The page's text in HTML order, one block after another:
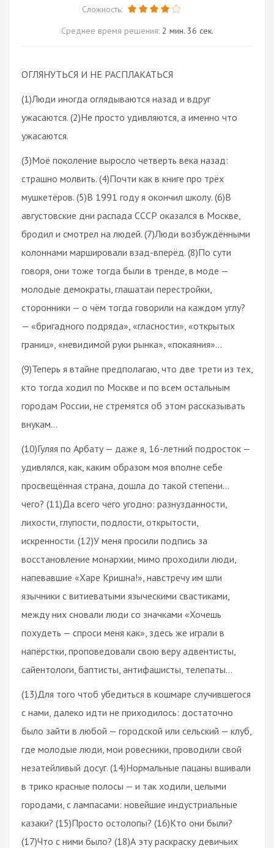
Сложность:
Среднее время решения: 2 мин. 36 сек.
ОГЛЯНУТЬСЯ И НЕ РАСПЛАКАТЬСЯ
(1)Люди иногда оглядываются назад и вдруг
ужасаются. (2)Не просто удивляются, а именно что
ужасаются.
(3)Моё поколение выросло четверть века назад:
страшно молвить. (4)Почти как в книге про трёх
мушкетёров. (5)В 1991 году я окончил школу. (6)В
августовские дни распада СССР оказался в Москве,
бродил и смотрел на людей. (7)Люди возбуждёнными
колоннами маршировали взад-вперёд. (8)По сути
говоря, они тоже тогда были в тренде, в моде —
молодые демократы, глашатаи перестройки,
сторонники — о чём тогда говорили на каждом углу?
— «бригадного подряда», «гласности», «открытых
границ», «невидимой руки рынка», «покаяния»…
(9)Теперь я втайне предполагаю, что две трети из тех,
кто тогда ходил по Москве и по всем остальным
городам России, не стремятся об этом рассказывать
внукам…
(10)Гуляя по Арбату — даже я, 16-летний подросток —
удивлялся, как, каким образом моя вполне себе
просвещённая страна, дошла до такой степени…
чего? (11)Да всего чего угодно: разнузданности,
лихости, глупости, подлости, открытости,
искренности. (12)У меня просили подпись за
восстановление монархии, мимо проходили люди,
напевавшие «Харе Кришна!», навстречу им шли
язычники с витиеватыми языческими свастиками,
между них сновали люди со значками «Хочешь
похудеть — спроси меня как», здесь же играли в
напёрстки, проповедовали свою веру адвентисты,
сайентологи, баптисты, антифашисты, телепаты…
(13)Для того чтоб убедиться в кошмаре случившегося
с нами, далеко идти не приходилось: достаточно
было зайти в любой — городской или сельский — клуб,
где молодые люди, мои ровесники, проводили свой
незатейливый досуг. (14)Нормальные пацаны вшивали
в трико красные полосы — и так ходили, целыми
городами, с лампасами: новейшие индустриальные
казаки? (15)Просто остолопы? (16)Кто они были?
(17)Что с ними было? (18)А эту раскраску девичьих